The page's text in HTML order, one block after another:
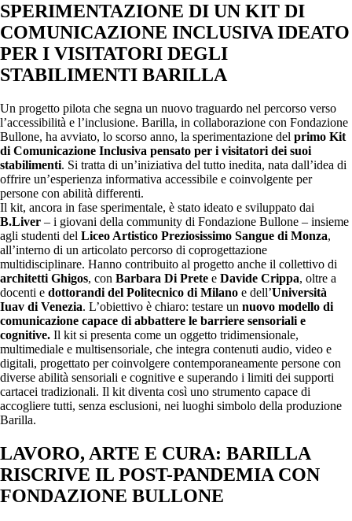
SPERIMENTAZIONE DI UN KIT DI
COMUNICAZIONE INCLUSIVA IDEATO
PER I VISITATORI DEGLI
STABILIMENTI BARILLA
Un progetto pilota che segna un nuovo traguardo nel percorso verso
l’accessibilità e l’inclusione. Barilla, in collaborazione con Fondazione
Bullone, ha avviato, lo scorso anno, la sperimentazione del primo Kit
di Comunicazione Inclusiva pensato per i visitatori dei suoi
stabilimenti. Si tratta di un’iniziativa del tutto inedita, nata dall’idea di
offrire un’esperienza informativa accessibile e coinvolgente per
persone con abilità differenti.
Il kit, ancora in fase sperimentale, è stato ideato e sviluppato dai
B.Liver – i giovani della community di Fondazione Bullone – insieme
agli studenti del Liceo Artistico Preziosissimo Sangue di Monza,
all’interno di un articolato percorso di coprogettazione
multidisciplinare. Hanno contribuito al progetto anche il collettivo di
architetti Ghigos, con Barbara Di Prete e Davide Crippa, oltre a
docenti e dottorandi del Politecnico di Milano e dell’Università
Iuav di Venezia. L’obiettivo è chiaro: testare un nuovo modello di
comunicazione capace di abbattere le barriere sensoriali e
cognitive. Il kit si presenta come un oggetto tridimensionale,
multimediale e multisensoriale, che integra contenuti audio, video e
digitali, progettato per coinvolgere contemporaneamente persone con
diverse abilità sensoriali e cognitive e superando i limiti dei supporti
cartacei tradizionali. Il kit diventa così uno strumento capace di
accogliere tutti, senza esclusioni, nei luoghi simbolo della produzione
Barilla.
LAVORO, ARTE E CURA: BARILLA
RISCRIVE IL POST-PANDEMIA CON
FONDAZIONE BULLONE